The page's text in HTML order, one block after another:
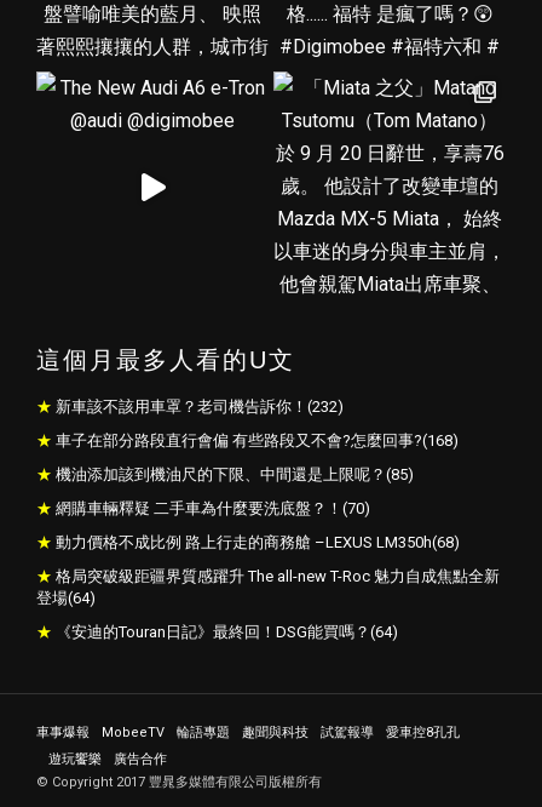
這個月最多人看的U文
新車該不該用車罩？老司機告訴你！(232)
車子在部分路段直行會偏 有些路段又不會?怎麼回事?(168)
機油添加該到機油尺的下限、中間還是上限呢？(85)
網購車輛釋疑 二手車為什麼要洗底盤？！(70)
動力價格不成比例 路上行走的商務艙 –LEXUS LM350h(68)
格局突破級距疆界質感躍升 The all-new T-Roc 魅力自成焦點全新
登場(64)
《安迪的Touran日記》最終回！DSG能買嗎？(64)
車事爆報 MobeeTV 輪語專題 趣聞與科技 試駕報導
愛車控8孔孔
遊玩饗樂
廣告合作
© Copyright 2017 豐晁多媒體有限公司版權所有